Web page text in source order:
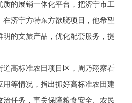
质的展销一体化平台，把济宁市工
在济宁方特东方欲晓项目，他希望
明的文旅产品，优化配套服务，提
道高标准农田项目区，周乃翔察看
用等情况，指出抓好高标准农田建
治任务，事关保障粮食安全、农民